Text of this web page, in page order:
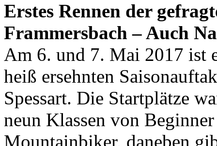
Erstes Rennen der
Frammersbach – Auch
Am 6. und 7. Mai 2017 ist
heiß ersehnten
Spessart. Die Startplätze
neun Klassen von
Mountainbiker, daneben